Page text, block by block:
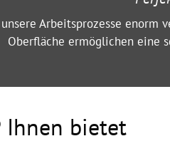
haben wir die 2D- und 3D-
für die
Ihnen bietet